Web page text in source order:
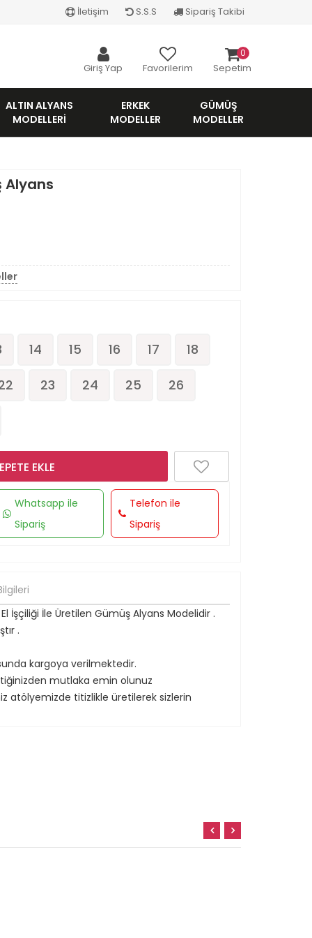
İletişim S.S.S Sipariş Takibi
Giriş Yap Favorilerim Sepetim
0
ALTIN ALYANS
MODELLERI
ERKEK
MODELLER
GÜMÜŞ
MODELLER
Alyans
14 15 16 17 18
23 24 25 26
EKLE
Whatsapp ile
Sipariş
Telefon ile
Sipariş
İşçiliği İle Üretilen Gümüş Alyans Modelidir .
.
kargoya verilmektedir.
mutlaka emin olunuz
atölyemizde titizlikle üretilerek sizlerin